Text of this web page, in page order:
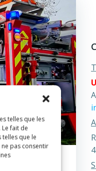
telles que les
fait de
que le
pas consentir